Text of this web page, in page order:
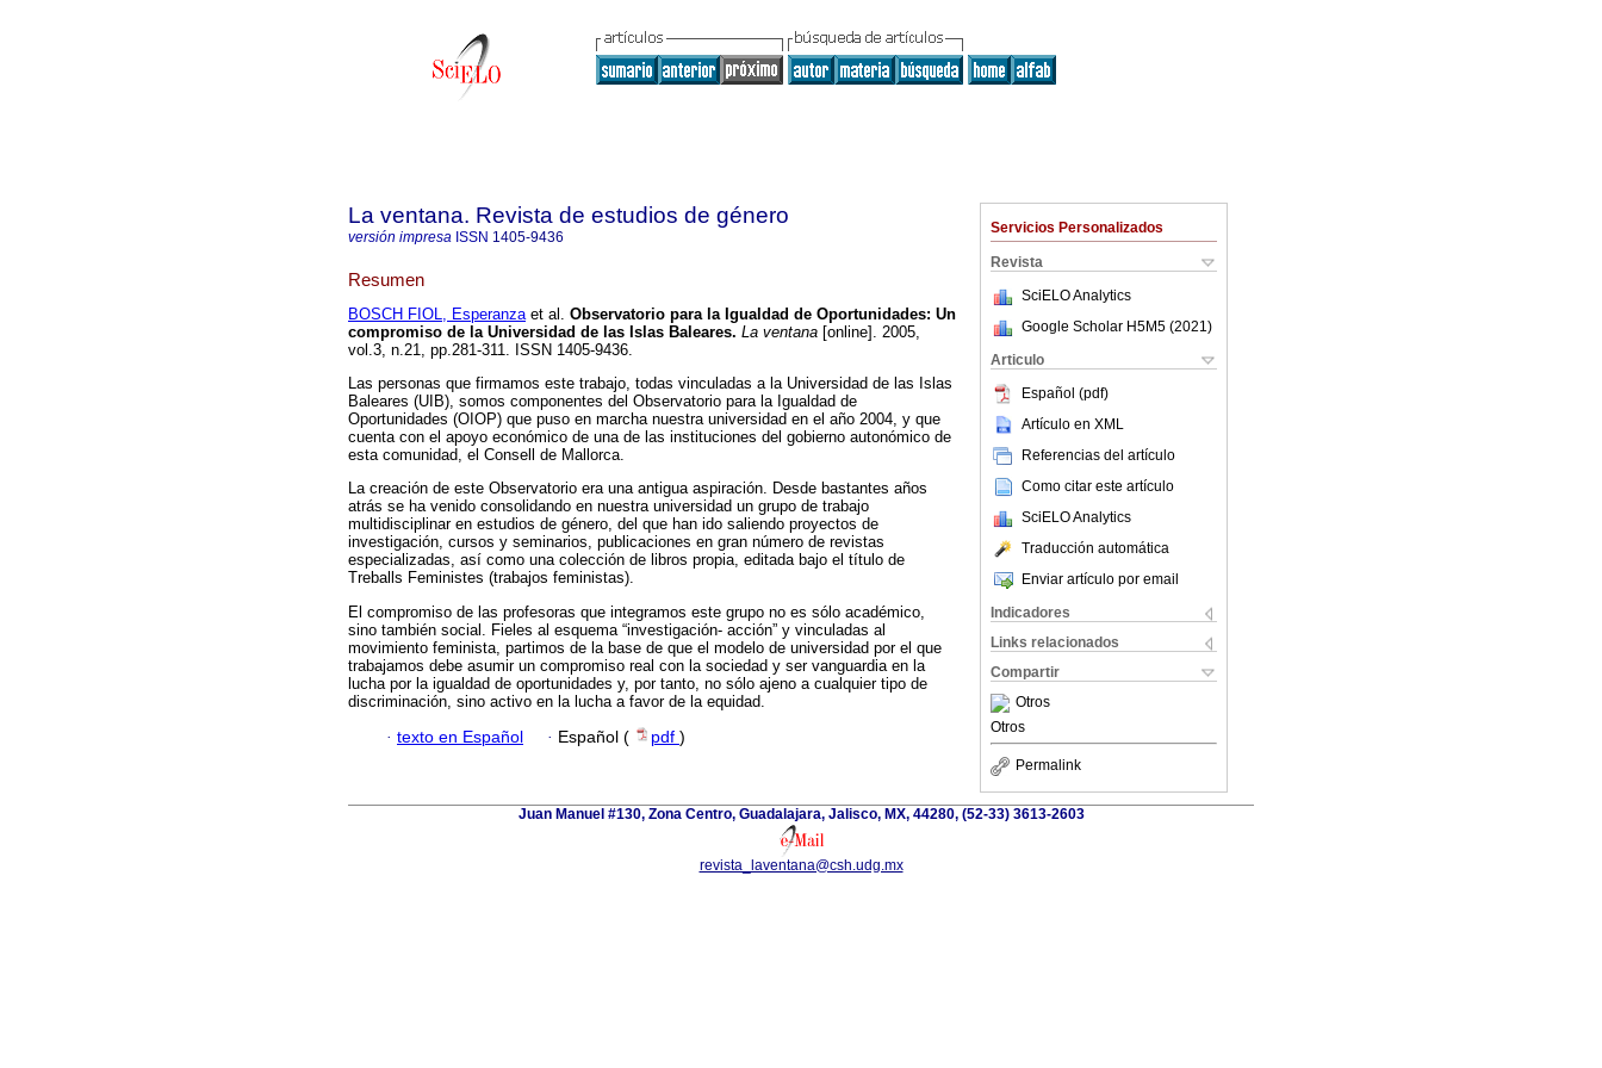
Servicios Personalizados
Revista
SciELO Analytics
Google Scholar H5M5 (2021 )
Articulo
Español (pdf)
Artículo en XML
Referencias del artículo
Como citar este artículo
SciELO Analytics
Traducción automática
Enviar artículo por email
Indicadores
Links relacionados
Compartir
Otros
Otros
Permalink
La ventana. Revista de estudios de género
versión impresa ISSN 1405-9436
Resumen
BOSCH FIOL, Esperanzaet al. Observatorio para la Igualdad de Oportunidades: Un
compromiso de la Universidad de las Islas Baleares. La ventana [online]. 2005,
vol.3, n.21, pp.281-311. ISSN 1405-9436.
Las personas que firmamos este trabajo, todas vinculadas a la Universidad de las Islas
Baleares (UIB), somos componentes del Observatorio para la Igualdad de
Oportunidades (OIOP) que puso en marcha nuestra universidad en el año 2004, y que
cuenta con el apoyo económico de una de las instituciones del gobierno autonómico de
esta comunidad, el Consell de Mallorca.
La creación de este Observatorio era una antigua aspiración. Desde bastantes años
atrás se ha venido consolidando en nuestra universidad un grupo de trabajo
multidisciplinar en estudios de género, del que han ido saliendo proyectos de
investigación, cursos y seminarios, publicaciones en gran número de revistas
especializadas, así como una colección de libros propia, editada bajo el título de
Treballs Feministes (trabajos feministas).
El compromiso de las profesoras que integramos este grupo no es sólo académico,
sino también social. Fieles al esquema “investigación- acción” y vinculadas al
movimiento feminista, partimos de la base de que el modelo de universidad por el que
trabajamos debe asumir un compromiso real con la sociedad y ser vanguardia en la
lucha por la igualdad de oportunidades y, por tanto, no sólo ajeno a cualquier tipo de
discriminación, sino activo en la lucha a favor de la equidad.
· texto en Español · Español ( pdf )
Juan Manuel #130, Zona Centro, Guadalajara, Jalisco, MX, 44280, (52-33) 3613-2603
revista_laventana@csh.udg.mx